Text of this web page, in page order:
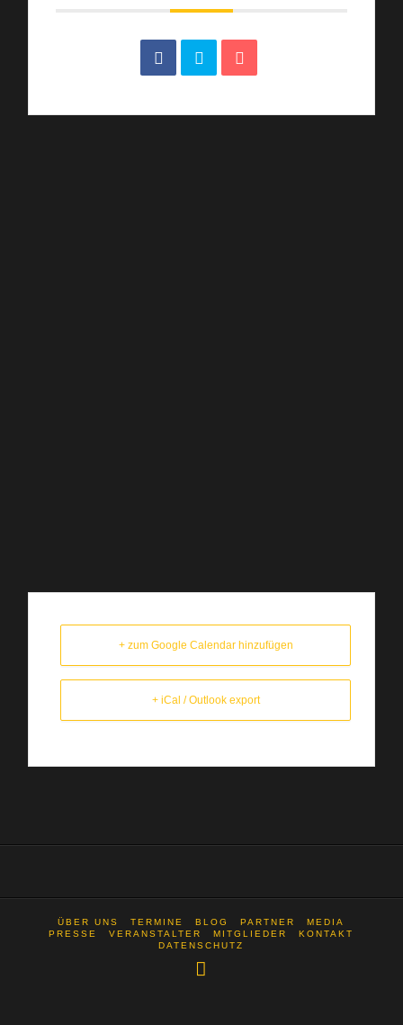
+ zum Google Calendar hinzufügen
+ iCal / Outlook export
ÜBER UNS TERMINE BLOG PARTNER
MEDIA
PRESSE
VERANSTALTER MITGLIEDER
KONTAKT
DATENSCHUTZ